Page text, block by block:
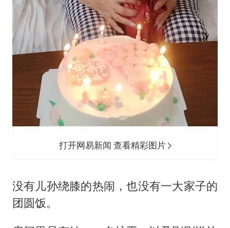
打开网易新闻 查看精彩图片
没有儿孙绕膝的热闹，也没有一大家子的
团圆饭。